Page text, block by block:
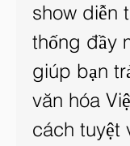
show diễn
thống đầy
giúp bạn
văn hóa
cách tuyệt